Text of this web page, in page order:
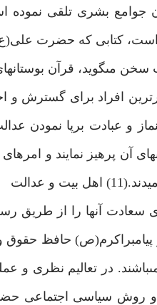
جوامع بشرى تلقى
است، كتابى كه حضرت
افراد براى گسترش
و عبادت برپا نمودن
و عدالت‏
سعادت آنها را از
حافظ
در تعاليم نظرى و
و روش سياسى اجتماعى